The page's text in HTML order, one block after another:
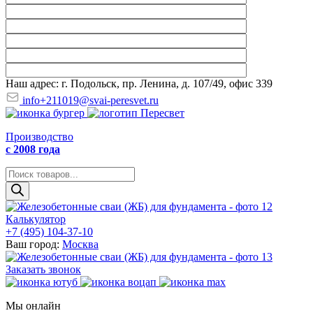
Наш адрес: г. Подольск, пр. Ленина, д. 107/49, офис 339
info+211019@svai-peresvet.ru
Производство
с 2008 года
Поиск
товаров
Калькулятор
+7 (495) 104-37-10
Ваш город: Москва
Заказать звонок
Мы онлайн